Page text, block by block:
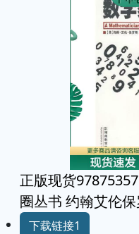
正版现货
圈丛书 约翰艾伦
下载链接1